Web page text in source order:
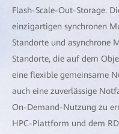
Flash-Scale-Out-Storage.
einzigartigen synchronen
Standorte und asynchrone
Standorte, die auf dem
eine flexible gemeinsame
auch eine zuverlässige
On-Demand-Nutzung zu
HPC-Plattform und dem